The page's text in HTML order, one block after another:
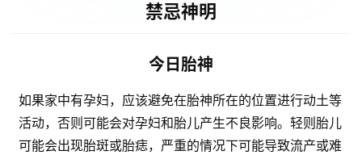
禁忌神明
今日胎神
如果家中有孕妇，应该避免在胎神所在的位置进行动土等
活动，否则可能会对孕妇和胎儿产生不良影响。轻则胎儿
可能会出现胎斑或胎痣，严重的情况下可能导致流产或难